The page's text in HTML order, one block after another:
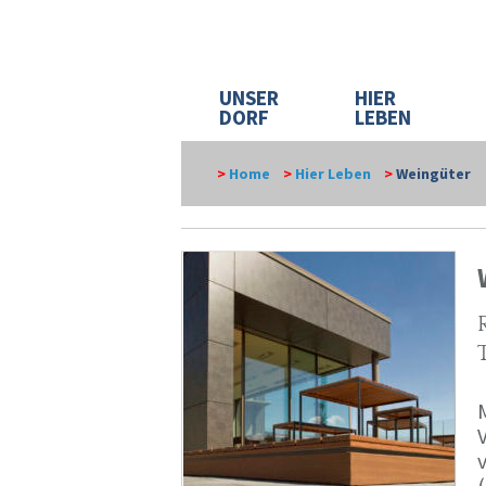
UNSER
DORF
HIER
LEBEN
> Home > Hier Leben >Weingüter